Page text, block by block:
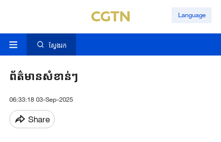
Language
ស្វែងរក
ព័ត៌មានសំខាន់ៗ​​
06:33:18 03-Sep-2025
Share